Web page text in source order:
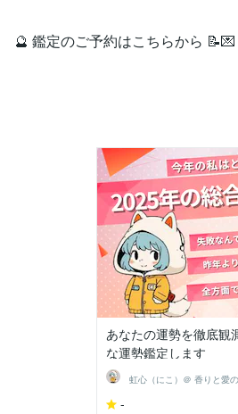
🔮 鑑定のご予約はこちらから 📝💌
あなたの運勢を徹底観
な運勢鑑定します
-